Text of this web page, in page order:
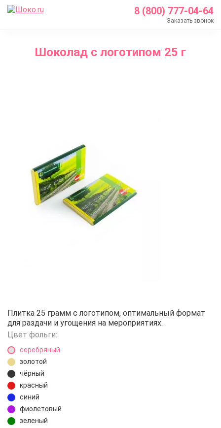
8 (800) 777-04-64
Заказать звонок
Каталог
Шоколад с логотипом 25 г
Шоколад с логотипом 25 г
Плитка 25 грамм с логотипом, оптимальный формат
для раздачи и угощения на мероприятиях.
Цвет фольги:
серебряный
золотой
чёрный
красный
синий
фиолетовый
зеленый